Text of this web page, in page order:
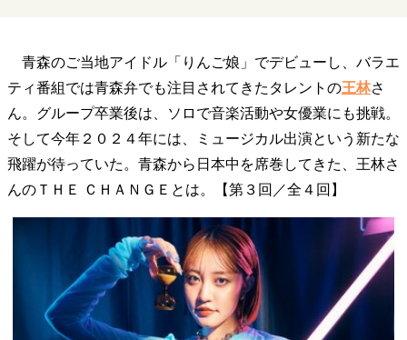
リーダーの流儀 変革の原動力
次世代へのバトン
マインドセット
10代・20代の土台
ライフスタイル・生き方
40代からの景色 美しさの哲学
パートナーとの歩み方
青森のご当地アイドル「りんご娘」でデビューし、バラエ
ティ番組では青森弁でも注目されてきたタレントの王林さ
ん。グループ卒業後は、ソロで音楽活動や女優業にも挑戦。
そして今年２０２４年には、ミュージカル出演という新たな
飛躍が待っていた。青森から日本中を席巻してきた、王林さ
んのＴＨＥ ＣＨＡＮＧＥとは。【第３回／全４回】